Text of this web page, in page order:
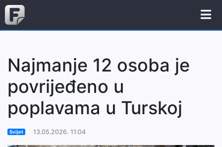
Najmanje 12 osoba je
povrijeđeno u
poplavama u Turskoj
Svijet 13.05.2026. 11:04